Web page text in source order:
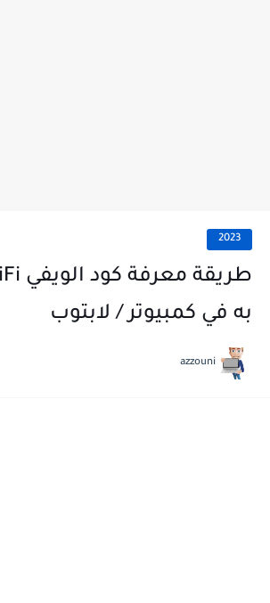
2023
به في كمبيوتر / لابتوب
azzouni